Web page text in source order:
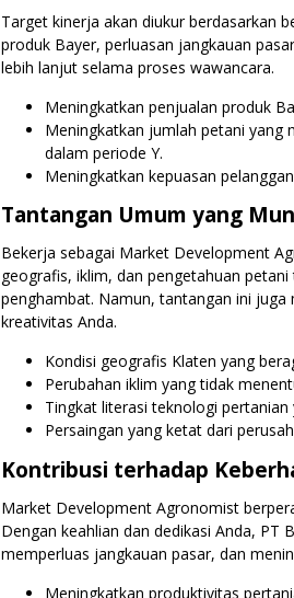
Target kinerja akan diukur berdasarkan
produk Bayer, perluasan jangkauan
lebih lanjut selama proses wawancara.
Meningkatkan penjualan produk
Meningkatkan jumlah petani yang
dalam periode Y.
Meningkatkan kepuasan
Tantangan Umum yang
Bekerja sebagai Market Development
geografis, iklim, dan pengetahuan
penghambat. Namun, tantangan ini
kreativitas Anda.
Kondisi geografis Klaten yang
Perubahan iklim yang tidak
Tingkat literasi teknologi
Persaingan yang ketat dari
Kontribusi terhadap
Market Development Agronomist
Dengan keahlian dan dedikasi Anda, PT
memperluas jangkauan pasar, dan
Meningkatkan produktivitas